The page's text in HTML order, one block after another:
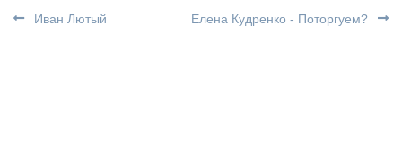
Иван Лютый Елена Кудренко - Поторгуем?